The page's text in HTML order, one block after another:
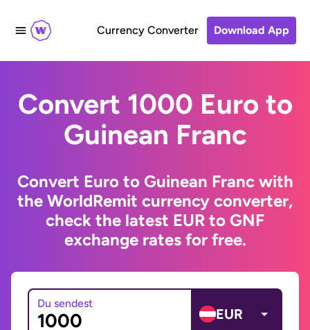
Currency Converter Download App
Convert 1000 Euro to
Guinean Franc
Convert Euro to Guinean Franc with
the WorldRemit currency converter,
check the latest EUR to GNF
exchange rates for free.
Du sendest
EUR